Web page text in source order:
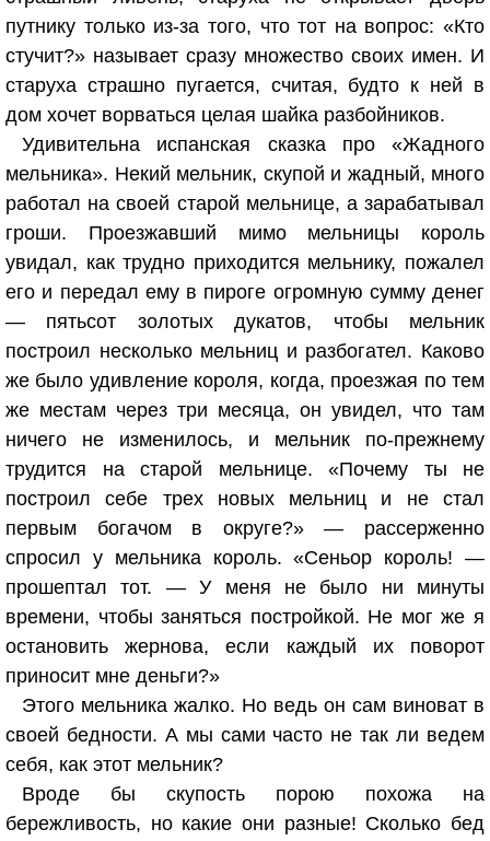
путнику только из-за того, что тот на вопрос: «Кто
стучит?» называет сразу множество своих имен. И
старуха страшно пугается, считая, будто к ней в
дом хочет ворваться целая шайка разбойников.
Удивительна испанская сказка про «Жадного
мельника». Некий мельник, скупой и жадный, много
работал на своей старой мельнице, а зарабатывал
гроши. Проезжавший мимо мельницы король
увидал, как трудно приходится мельнику, пожалел
его и передал ему в пироге огромную сумму денег
— пятьсот золотых дукатов, чтобы мельник
построил несколько мельниц и разбогател. Каково
же было удивление короля, когда, проезжая по тем
же местам через три месяца, он увидел, что там
ничего не изменилось, и мельник по-прежнему
трудится на старой мельнице. «Почему ты не
построил себе трех новых мельниц и не стал
первым богачом в округе?» — рассерженно
спросил у мельника король. «Сеньор король! —
прошептал тот. — У меня не было ни минуты
времени, чтобы заняться постройкой. Не мог же я
остановить жернова, если каждый их поворот
приносит мне деньги?»
Этого мельника жалко. Но ведь он сам виноват в
своей бедности. А мы сами часто не так ли ведем
себя, как этот мельник?
Вроде бы скупость порою похожа на
бережливость, но какие они разные! Сколько бед